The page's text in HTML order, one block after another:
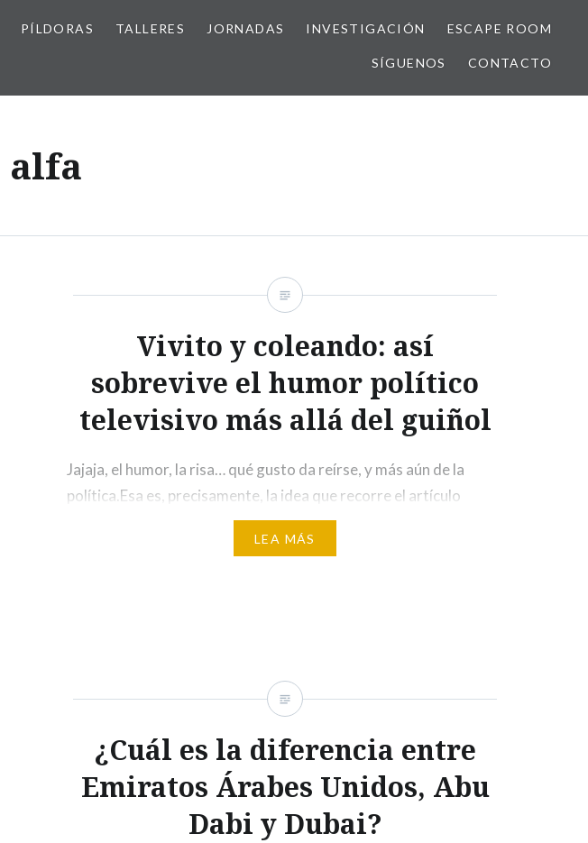
PÍLDORAS TALLERES JORNADAS INVESTIGACIÓN ESCAPE ROOM
SÍGUENOS CONTACTO
alfa
Vivito y coleando: así
sobrevive el humor político
televisivo más allá del guiñol
Jajaja, el humor, la risa… qué gusto da reírse, y más aún de la
política.Esa es, precisamente, la idea que recorre el artículo
publicado en Público, “De ‘Las noticias del guiñol’ a ‘Polònia’ y
‘Vaya Semanita’: el humor político que la televisión española dejó
LEA MÁS
¿Cuál es la diferencia entre
Emiratos Árabes Unidos, Abu
Dabi y Dubai?